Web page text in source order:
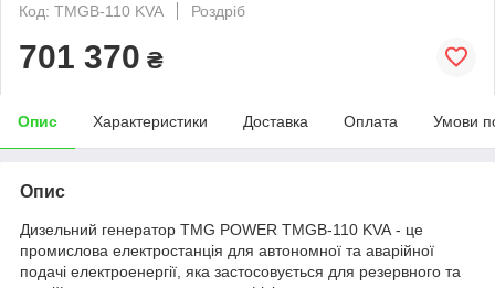
Код: TMGB-110 KVA
Роздріб
701 370 ₴
Опис Характеристики Доставка Оплата Умови
Опис
Дизельний генератор TMG POWER TMGB-110 KVA - це
промислова електростанція для автономної та аварійної
подачі електроенергії, яка застосовується для резервного та